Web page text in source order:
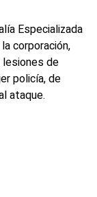
Especializada
corporación,
de
policía, de
ataque.